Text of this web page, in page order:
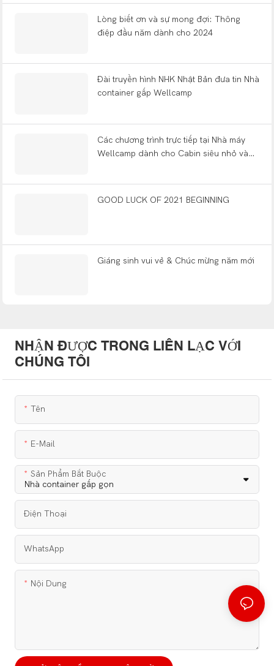
Lòng biết ơn và sự mong đợi: Thông
điệp đầu năm dành cho 2024
Đài truyền hình NHK Nhật Bản đưa tin Nhà
container gấp Wellcamp
Các chương trình trực tiếp tại Nhà máy
Wellcamp dành cho Cabin siêu nhỏ và
GOOD LUCK OF 2021 BEGINNING
Giáng sinh vui vẻ & Chúc mừng năm mới
NHẬN ĐƯỢC TRONG LIÊN LẠC VỚI
CHÚNG TÔI
Tên
E-Mail
Sản Phẩm Bắt Buộc
Điện Thoại
WhatsApp
Nội Dung